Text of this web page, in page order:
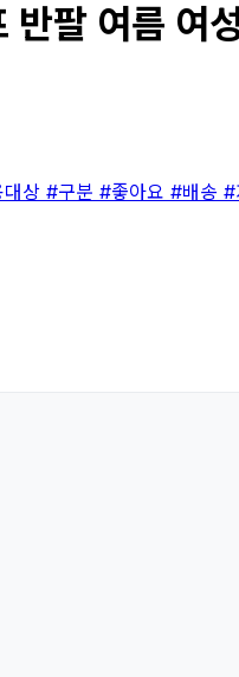
반팔 여름
상 #구분 #좋아요 #배송 #